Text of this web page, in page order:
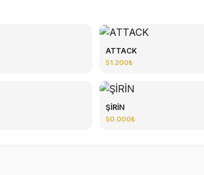
ATTACK
51.200₺
ŞİRİN
50.000₺